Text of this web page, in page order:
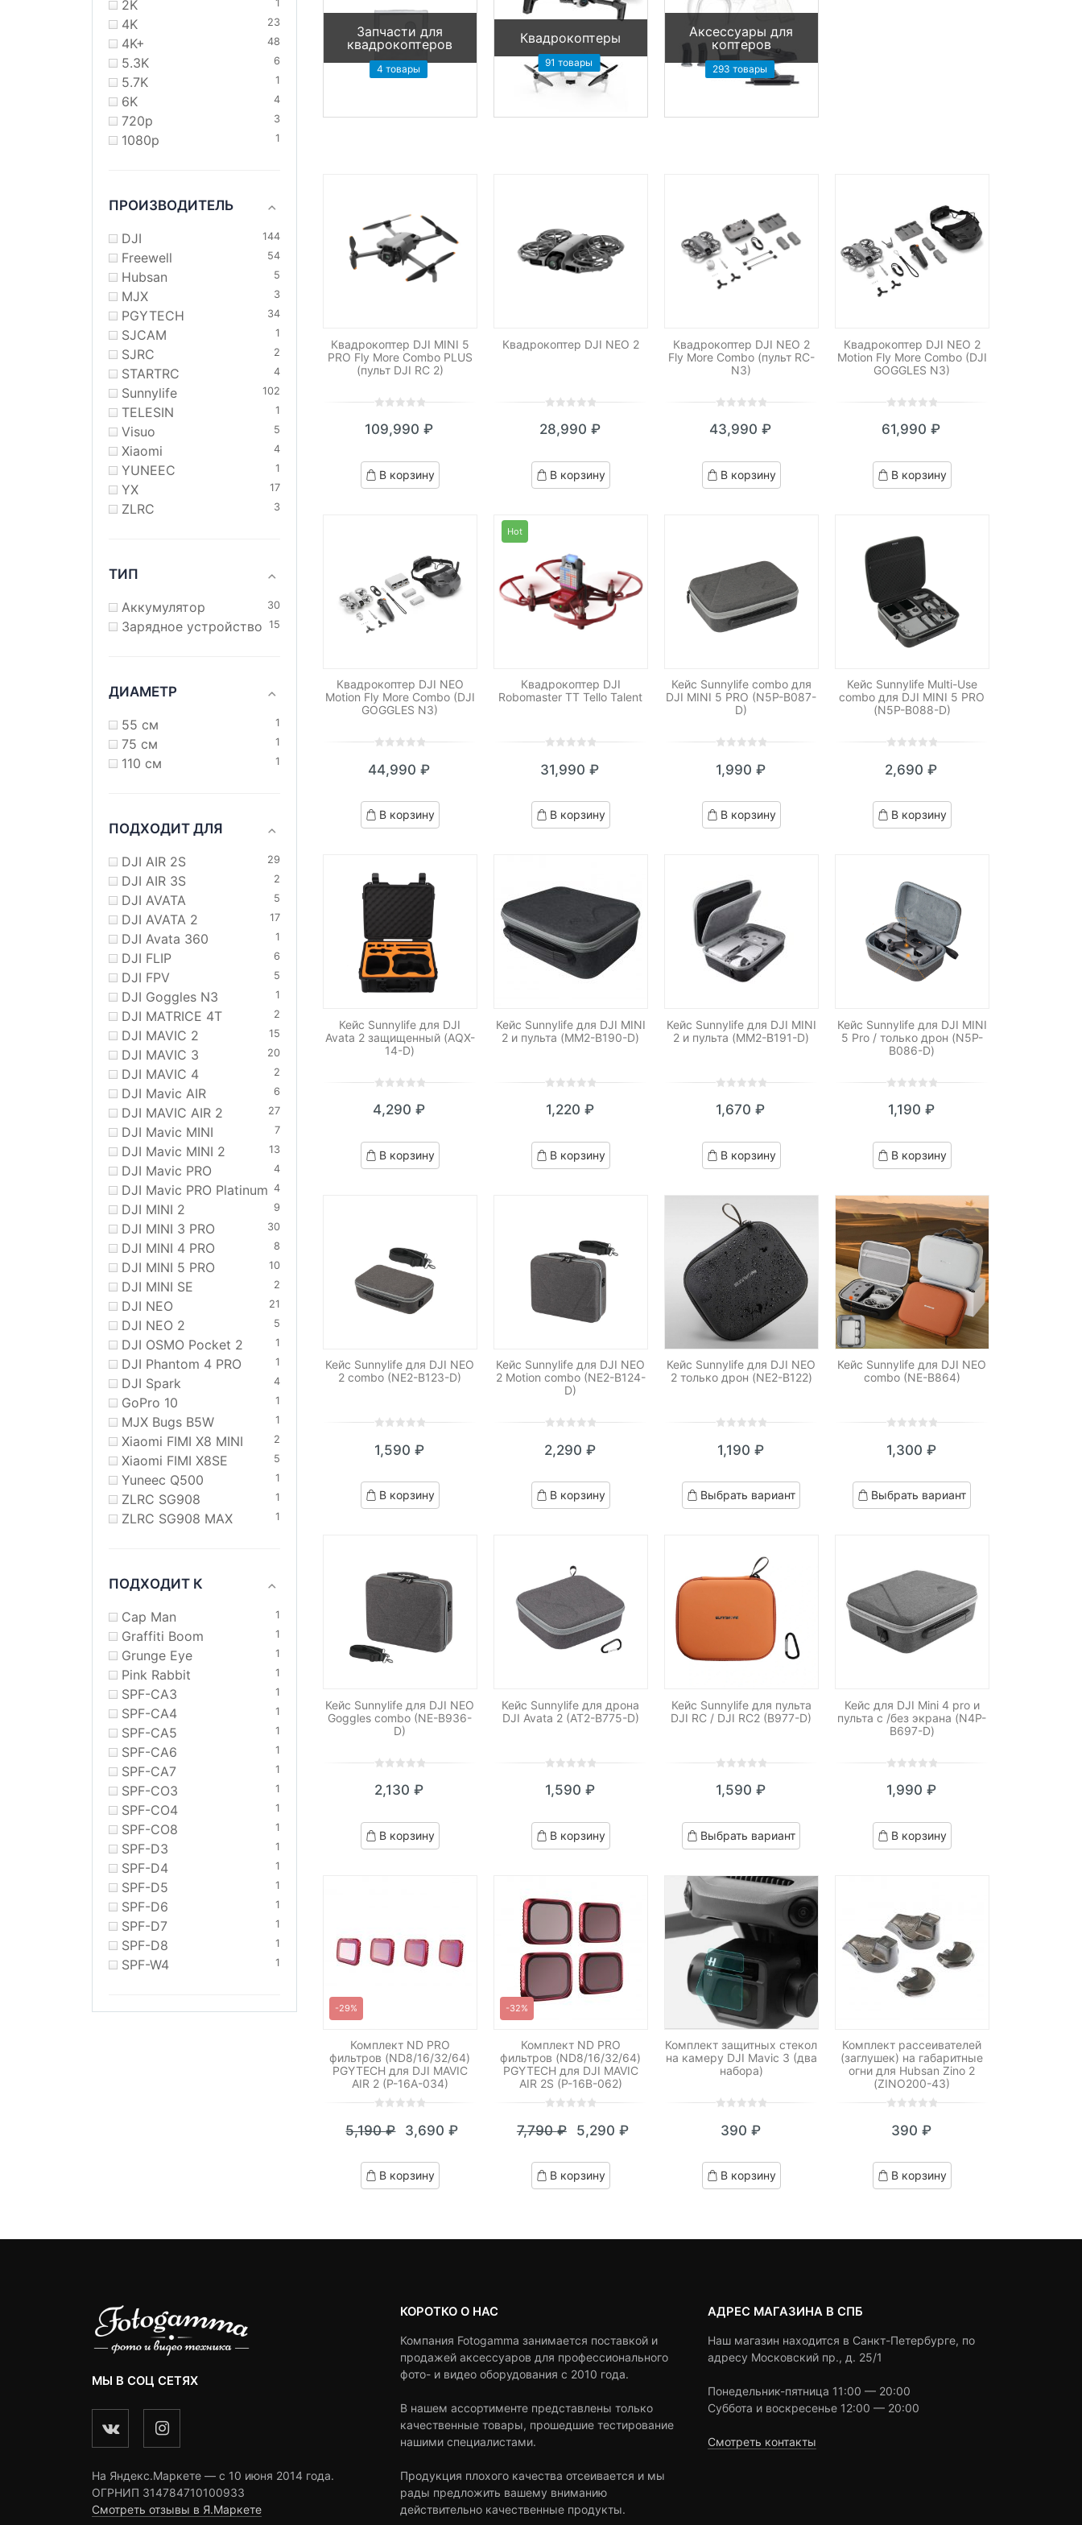
2K 1
4K 23
4K+ 48
5.3K 6
5.7K 1
6K 4
720p 3
1080p 1
ПРОИЗВОДИТЕЛЬ
DJI 144
Freewell 54
Hubsan 5
MJX 3
PGYTECH 34
SJCAM 1
SJRC 2
STARTRC 4
Sunnylife 102
TELESIN 1
Visuo 5
Xiaomi 4
YUNEEC 1
YX 17
ZLRC 3
ТИП
Аккумулятор 30
Зарядное устройство 15
ДИАМЕТР
55 см 1
75 см 1
110 см 1
ПОДХОДИТ ДЛЯ
DJI AIR 2S 29
DJI AIR 3S 2
DJI AVATA 5
DJI AVATA 2 17
DJI Avata 360 1
DJI FLIP 6
DJI FPV 5
DJI Goggles N3 1
DJI MATRICE 4T 2
DJI MAVIC 2 15
DJI MAVIC 3 20
DJI MAVIC 4 2
DJI Mavic AIR 6
DJI MAVIC AIR 2 27
DJI Mavic MINI 7
DJI Mavic MINI 2 13
DJI Mavic PRO 4
DJI Mavic PRO Platinum 4
DJI MINI 2 9
DJI MINI 3 PRO 30
DJI MINI 4 PRO 8
DJI MINI 5 PRO 10
DJI MINI SE 2
DJI NEO 21
DJI NEO 2 5
DJI OSMO Pocket 2 1
DJI Phantom 4 PRO 1
DJI Spark 4
GoPro 10 1
MJX Bugs B5W 1
Xiaomi FIMI X8 MINI 2
Xiaomi FIMI X8SE 5
Yuneec Q500 1
ZLRC SG908 1
ZLRC SG908 MAX 1
ПОДХОДИТ К
Cap Man 1
Graffiti Boom 1
Grunge Eye 1
Pink Rabbit 1
SPF-CA3 1
SPF-CA4 1
SPF-CA5 1
SPF-CA6 1
SPF-CA7 1
SPF-CO3 1
SPF-CO4 1
SPF-CO8 1
SPF-D3 1
SPF-D4 1
SPF-D5 1
SPF-D6 1
SPF-D7 1
SPF-D8 1
SPF-W4 1
Запчасти для
квадрокоптеров
4 товары
Квадрокоптеры
91 товары
Аксессуары для
коптеров
293 товары
Квадрокоптер DJI MINI 5
PRO Fly More Combo PLUS
(пульт DJI RC 2)
out
based
on
109,990₽
В корзину
Квадрокоптер DJI NEO 2
out
based
on
28,990 ₽
В корзину
Квадрокоптер DJI NEO 2
Fly More Combo (пульт RC-
N3)
out
based
on
43,990₽
В корзину
Квадрокоптер DJI NEO 2
Motion Fly More Combo (DJI
GOGGLES N3)
out
based
on
61,990₽
В корзину
Квадрокоптер DJI NEO
Motion Fly More Combo (DJI
GOGGLES N3)
out
based
on
44,990₽
В корзину
Hot
Квадрокоптер DJI
Robomaster TT Tello Talent
out
based
on
31,990₽
В корзину
Кейс Sunnylife combo для
DJI MINI 5 PRO (N5P-B087-
D)
out
based
on
1,990 ₽
В корзину
Кейс Sunnylife Multi-Use
combo для DJI MINI 5 PRO
(N5P-B088-D)
out
based
on
2,690₽
В корзину
Кейс Sunnylife для DJI
Avata 2 защищенный (AQX-
14-D)
out
based
on
4,290₽
В корзину
Кейс Sunnylife для DJI MINI
2 и пульта (MM2-B190-D)
out
based
on
1,220 ₽
В корзину
Кейс Sunnylife для DJI MINI
2 и пульта (MM2-B191-D)
out
based
on
1,670₽
В корзину
Кейс Sunnylife для DJI MINI
5 Pro / только дрон (N5P-
B086-D)
out
based
on
1,190 ₽
В корзину
Кейс Sunnylife для DJI NEO
2 combo (NE2-B123-D)
out
based
on
1,590 ₽
В корзину
Кейс Sunnylife для DJI NEO
2 Motion combo (NE2-B124-
D)
out
based
on
2,290 ₽
В корзину
Кейс Sunnylife для DJI NEO
2 только дрон (NE2-B122)
out
based
on
1,190 ₽
Выбрать вариант
Кейс Sunnylife для DJI NEO
combo (NE-B864)
out
based
on
1,300 ₽
Выбрать вариант
Кейс Sunnylife для DJI NEO
Goggles combo (NE-B936-
D)
out
based
on
2,130₽
В корзину
Кейс Sunnylife для дрона
DJI Avata 2 (AT2-B775-D)
out
based
on
1,590 ₽
В корзину
Кейс Sunnylife для пульта
DJI RC / DJI RC2 (B977-D)
out
based
on
1,590 ₽
Выбрать вариант
Кейс для DJI Mini 4 pro и
пульта с /без экрана (N4P-
B697-D)
out
based
on
1,990 ₽
В корзину
-29%
Комплект ND PRO
фильтров (ND8/16/32/64)
PGYTECH для DJI MAVIC
AIR 2 (P-16A-034)
out
based
on
5,190₽
Первоначальная
цена
составляла
3,690₽
Текущая
цена:
3,690 ₽.
В корзину
-32%
Комплект ND PRO
фильтров (ND8/16/32/64)
PGYTECH для DJI MAVIC
AIR 2S (P-16B-062)
out
based
on
7,790₽
Первоначальная
цена
составляла
5,290 ₽
Текущая
цена:
5,290 ₽.
В корзину
Комплект защитных стекол
на камеру DJI Mavic 3 (два
набора)
out
based
on
390 ₽
В корзину
Комплект рассеивателей
(заглушек) на габаритные
огни для Hubsan Zino 2
(ZINO200-43)
out
based
on
390 ₽
В корзину
МЫ В СОЦ СЕТЯХ
На Яндекс.Маркете — c 10 июня 2014 года.
ОГРНИП 314784710100933
Смотреть отзывы в Я.Маркете
КОРОТКО О НАС
Компания Fotogamma занимается поставкой и
продажей аксессуаров для профессионального
фото- и видео оборудования с 2010 года.
В нашем ассортименте представлены только
качественные товары, прошедшие тестирование
нашими специалистами.
Продукция плохого качества отсеивается и мы
рады предложить вашему вниманию
действительно качественные продукты.
АДРЕС МАГАЗИНА В СПБ
Наш магазин находится в Санкт-Петербурге, по
адресу Московский пр., д. 25/1
Понедельник-пятница 11:00 — 20:00
Суббота и воскресенье 12:00 — 20:00
Смотреть контакты